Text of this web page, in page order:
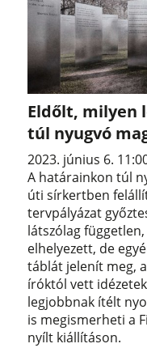
Eldőlt, milyen
túl nyugvó
2023. június 6.
A határainkon túl
úti sírkertben
tervpályázat
látszólag
elhelyezett, de
táblát jelenít meg,
íróktól vett
legjobbnak ítélt
is megismerheti a
nyílt kiállításon.